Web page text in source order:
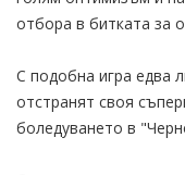
отбора в битката за
С подобна игра едва
отстранят своя
боледуването в